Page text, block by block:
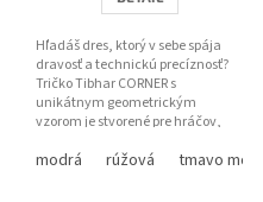
Hľadáš dres, ktorý v sebe spája
dravosť a technickú precíznosť?
Tričko Tibhar CORNER s
unikátnym geometrickým
vzorom je stvorené pre hráčov,
davu....
modrá rúžová tmavo modrá